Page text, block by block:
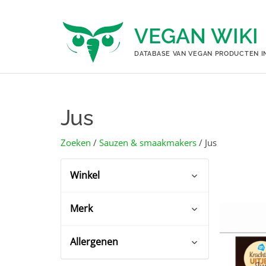
VEGAN WIKI
DATABASE VAN VEGAN PRODUCTEN
Jus
Zoeken / Sauzen & smaakmakers / Jus
Winkel
Coop
(4)
Dekamarkt
(4)
Merk
Allergenen